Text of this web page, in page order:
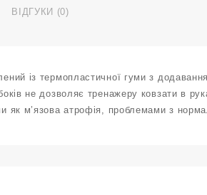
ВІДГУКИ (0)
із термопластичної гуми з
не дозволяє тренажеру ковзати в
як м’язова атрофія, проблемами з